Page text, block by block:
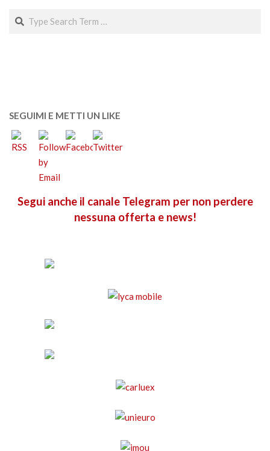
Search
SEGUIMI E METTI UN LIKE
Segui anche il canale Telegram per non perdere
nessuna offerta e news!